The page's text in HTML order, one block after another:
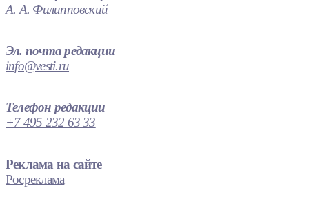
А. А. Филипповский
Эл. почта редакции
info@vesti.ru
Телефон редакции
+7 495 232 63 33
Реклама на сайте
Росреклама